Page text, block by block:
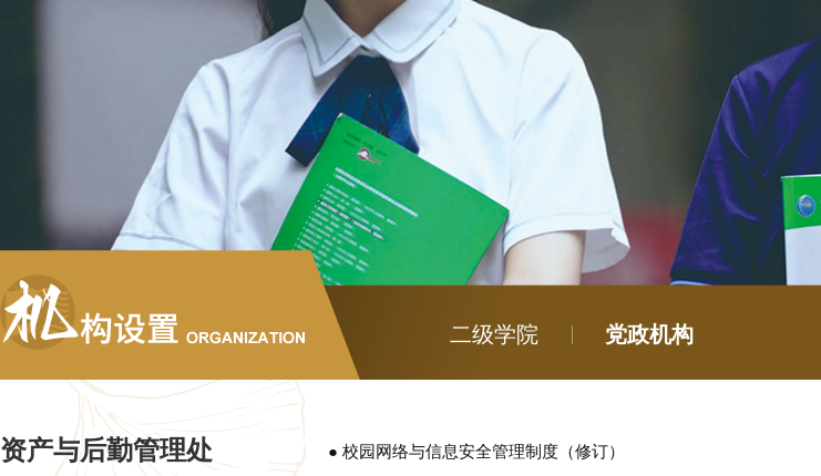
二级学院 党政机构
资产与后勤管理处
● 校园网络与信息安全管理制度（修订）